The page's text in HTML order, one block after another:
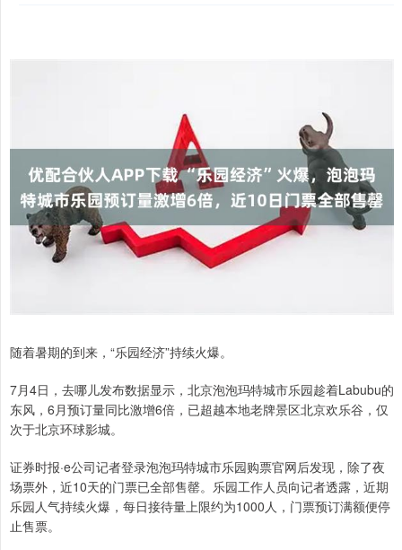
随着暑期的到来，“乐园经济”持续火爆。
7月4日，去哪儿发布数据显示，北京泡泡玛特城市乐园趁着Labubu的
东风，6月预订量同比激增6倍，已超越本地老牌景区北京欢乐谷，仅
次于北京环球影城。
证券时报·e公司记者登录泡泡玛特城市乐园购票官网后发现，除了夜
场票外，近10天的门票已全部售罄。乐园工作人员向记者透露，近期
乐园人气持续火爆，每日接待量上限约为1000人，门票预订满额便停
止售票。